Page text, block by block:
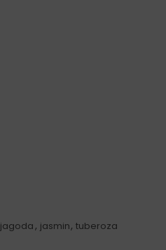
jagoda , jasmin, tuberoza